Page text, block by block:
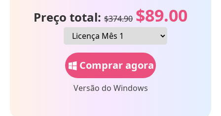
Preço total: $374.90 $89.00
Comprar agora
Versão do Windows